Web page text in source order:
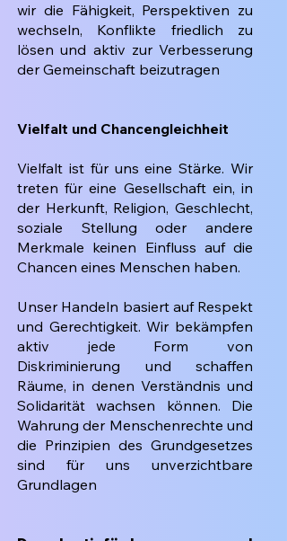
wir die Fähigkeit, Perspektiven zu
wechseln, Konflikte friedlich zu
lösen und aktiv zur Verbesserung
der Gemeinschaft beizutragen
Vielfalt und Chancengleichheit
Vielfalt ist für uns eine Stärke. Wir
treten für eine Gesellschaft ein, in
der Herkunft, Religion, Geschlecht,
soziale Stellung oder andere
Merkmale keinen Einfluss auf die
Chancen eines Menschen haben.
Unser Handeln basiert auf Respekt
und Gerechtigkeit. Wir bekämpfen
aktiv jede Form von
Diskriminierung und schaffen
Räume, in denen Verständnis und
Solidarität wachsen können. Die
Wahrung der Menschenrechte und
die Prinzipien des Grundgesetzes
sind für uns unverzichtbare
Grundlagen